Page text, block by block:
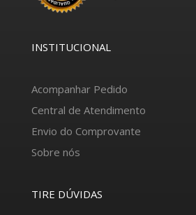
INSTITUCIONAL
Acompanhar Pedido
Central de Atendimento
Envio do Comprovante
Sobre nós
TIRE DÚVIDAS